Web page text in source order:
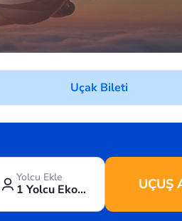
Uçak Bileti
Yolcu Ekle
1 Yolcu Ekonomi UÇUŞ